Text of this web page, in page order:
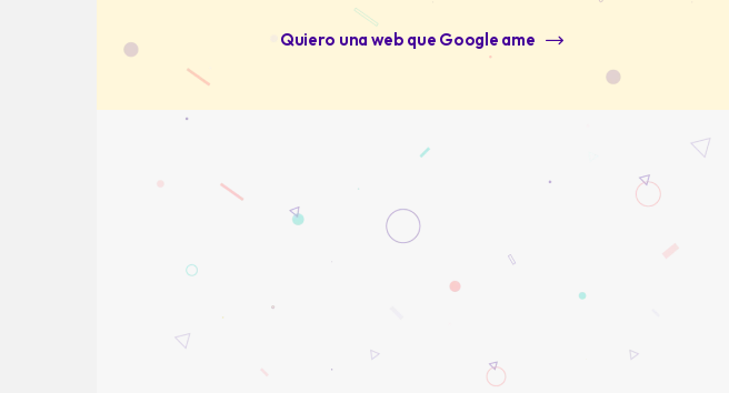
Quiero una web que Google ame